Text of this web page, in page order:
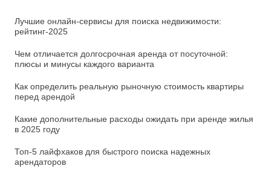
Лучшие онлайн-сервисы для поиска недвижимости:
рейтинг-2025
Чем отличается долгосрочная аренда от посуточной:
плюсы и минусы каждого варианта
Как определить реальную рыночную стоимость квартиры
перед арендой
Какие дополнительные расходы ожидать при аренде жилья
в 2025 году
Топ-5 лайфхаков для быстрого поиска надежных
арендаторов